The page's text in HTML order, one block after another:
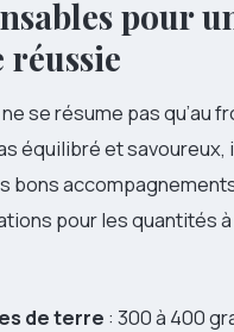
pour
se résume pas qu’au
équilibré et savoureux,
bons
pour les quantités
de terre : 300 à 400